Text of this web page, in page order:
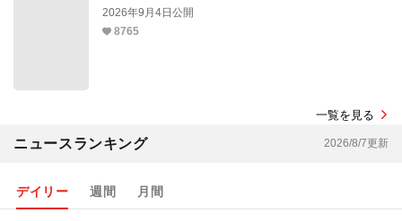
2026年9月4日公開
8765
一覧を見る
ニュースランキング 2026/8/7更新
デイリー 週間 月間